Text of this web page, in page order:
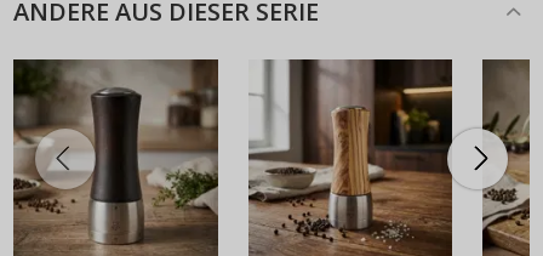
ANDERE AUS DIESER SERIE